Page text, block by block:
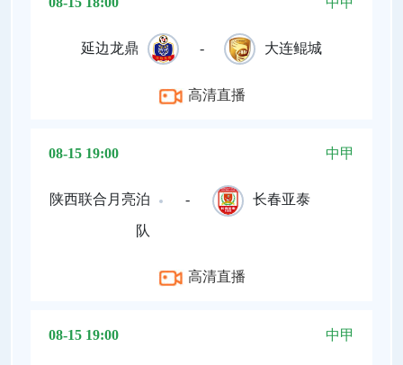
延边龙鼎 - 大连鲲城
高清直播
08-15 19:00 中甲
陕西联合月亮泊
队
- 长春亚泰
高清直播
08-15 19:00 中甲